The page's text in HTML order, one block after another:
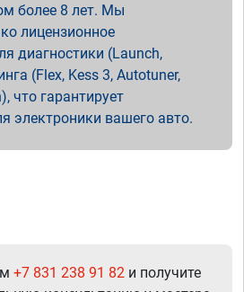
более 8 лет. Мы
лицензионное
диагностики (Launch,
(Flex, Kess 3, Autotuner,
что гарантирует
электроники вашего авто.
+7 831 238 91 82 и получите